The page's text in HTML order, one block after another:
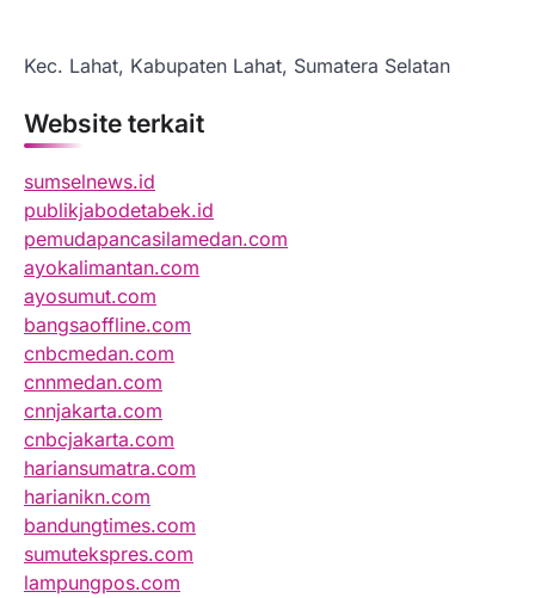
Kec. Lahat, Kabupaten Lahat, Sumatera Selatan
Website terkait
sumselnews.id
publikjabodetabek.id
pemudapancasilamedan.com
ayokalimantan.com
ayosumut.com
bangsaoffline.com
cnbcmedan.com
cnnmedan.com
cnnjakarta.com
cnbcjakarta.com
hariansumatra.com
harianikn.com
bandungtimes.com
sumutekspres.com
lampungpos.com